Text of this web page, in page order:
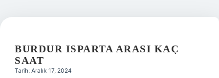
Yasal Uyarı
BURDUR ISPARTA ARASI KAÇ
SAAT
Tarih: Aralık 17, 2024